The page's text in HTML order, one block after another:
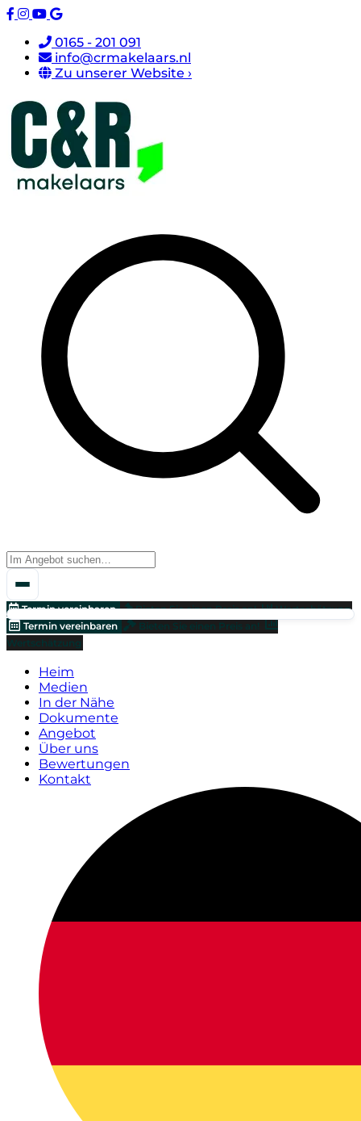
0165 - 201 091
info@crmakelaars.nl
Zu unserer Website ›
Termin vereinbaren Bieten Sie einen Preis an!
Wertschätzung
Termin vereinbaren
Bieten Sie einen Preis an!
Wertschätzung
Heim
Medien
In der Nähe
Dokumente
Angebot
Über uns
Bewertungen
Kontakt